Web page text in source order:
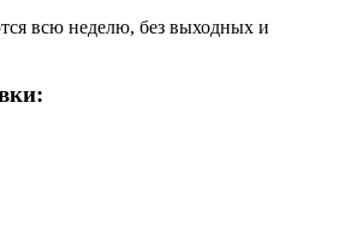
всю неделю, без выходных и